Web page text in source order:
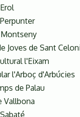
Montseny
Joves de Sant Celoni
l'Eixam
l'Arboç d'Arbúcies
de Palau
Vallbona